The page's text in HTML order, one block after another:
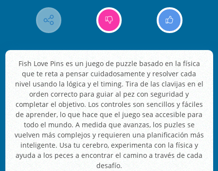
Fish Love Pins es un juego de puzzle basado en la física
que te reta a pensar cuidadosamente y resolver cada
nivel usando la lógica y el timing. Tira de las clavijas en el
orden correcto para guiar al pez con seguridad y
completar el objetivo. Los controles son sencillos y fáciles
de aprender, lo que hace que el juego sea accesible para
todo el mundo. A medida que avanzas, los puzles se
vuelven más complejos y requieren una planificación más
inteligente. Usa tu cerebro, experimenta con la física y
ayuda a los peces a encontrar el camino a través de cada
desafío.